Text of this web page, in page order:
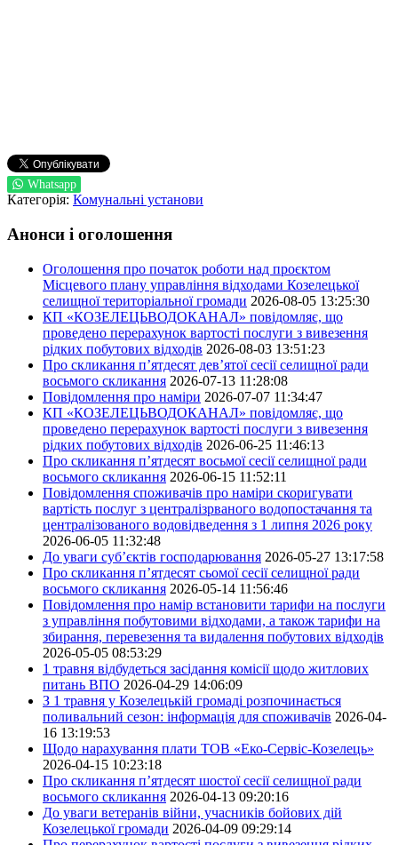
Whatsapp
Категорія: Комунальні установи
Анонси і оголошення
Оголошення про початок роботи над проєктом
Місцевого плану управління відходами Козелецької
селищної територіальної громади 2026-08-05 13:25:30
КП «КОЗЕЛЕЦЬВОДОКАНАЛ» повідомляє, що
проведено перерахунок вартості послуги з вивезення
рідких побутових відходів 2026-08-03 13:51:23
Про скликання п’ятдесят дев’ятої сесії селищної ради
восьмого скликання 2026-07-13 11:28:08
Повідомлення про наміри 2026-07-07 11:34:47
КП «КОЗЕЛЕЦЬВОДОКАНАЛ» повідомляє, що
проведено перерахунок вартості послуги з вивезення
рідких побутових відходів 2026-06-25 11:46:13
Про скликання п’ятдесят восьмої сесії селищної ради
восьмого скликання 2026-06-15 11:52:11
Повідомлення споживачів про наміри скоригувати
вартість послуг з централізрваного водопостачання та
централізованого водовідведення з 1 липня 2026 року
2026-06-05 11:32:48
До уваги суб’єктів господарювання 2026-05-27 13:17:58
Про скликання п’ятдесят сьомої сесії селищної ради
восьмого скликання 2026-05-14 11:56:46
Повідомлення про намір встановити тарифи на послуги
з управління побутовими відходами, а також тарифи на
збирання, перевезення та видалення побутових відходів
2026-05-05 08:53:29
1 травня відбудеться засідання комісії щодо житлових
питань ВПО 2026-04-29 14:06:09
З 1 травня у Козелецькій громаді розпочинається
поливальний сезон: інформація для споживачів 2026-04-
16 13:19:53
Щодо нарахування плати ТОВ «Еко-Сервіс-Козелець»
2026-04-15 10:23:18
Про скликання п’ятдесят шостої сесії селищної ради
восьмого скликання 2026-04-13 09:20:16
До уваги ветеранів війни, учасників бойових дій
Козелецької громади 2026-04-09 09:29:14